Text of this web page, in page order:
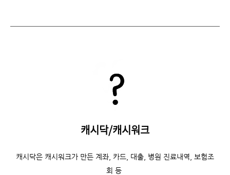
캐시닥/캐시워크
캐시닥은 캐시워크가 만든 계좌, 카드, 대출, 병원 진료내역, 보험조
회 등